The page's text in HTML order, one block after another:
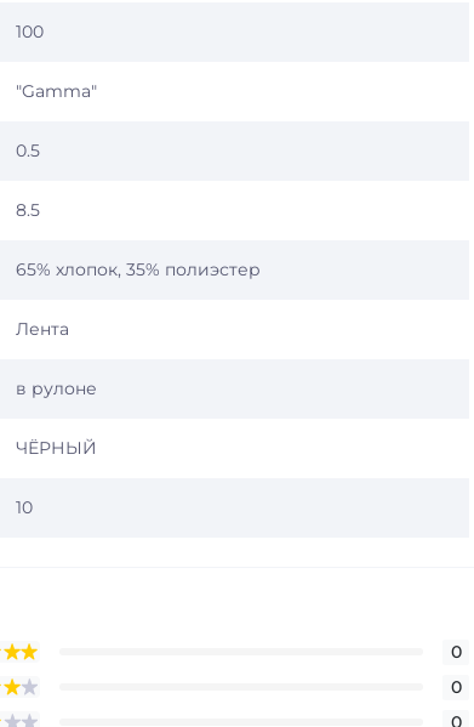
100
"Gamma"
0.5
8.5
65% хлопок, 35% полиэстер
Лента
в рулоне
ЧЁРНЫЙ
10
0
0
0